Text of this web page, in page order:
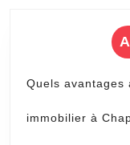
Quels avantages
immobilier à